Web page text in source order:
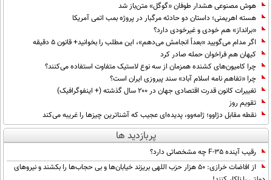
هوش مصنوعی هشدار طوفان «گوگل» متن‌باز شد
هسته اهریمنی؛ داستان دو حادثه مرگبار در پروژه بمب اتمی آمریکا
«برانداز» هم خودی و غیرخودی دارد؟
اگر مدام می‌گویید «بعداً انجامش می‌دهم»، این مطلب را بخوانید+ قانون ۵ دقیقه
کیهان هم فراخوان حمله صادر کرد
چرا کامیون‌های کشنده همزمان از سه نوع لاستیک متفاوت استفاده می‌کنند؟
چرا «تفاهم نامه اسلام آباد» سند پیروزی ایران است؟
تغییرات کانون قدرت اقتصادی جهان در ۲۰۰ سال گذشته (+ اینفوگرافیک)
تقویم روز
نقطه مقابل دژاوو؛ ژامه‌وو، پدیده‌ای عجیب که آشناترین چیزها را غریبه می‌کند
پربازدید ها
رقیب آینده F-35 چه مشخصاتی دارد؟
از افاضات خرازی: ۵۰ هزار حزب اللهی بریزند خیابان‌ها و بی حجاب‌ها را بکشند و نیرو‌های